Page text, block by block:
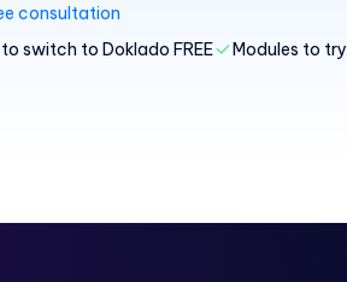
consultation
switch to Doklado FREE Modules to try